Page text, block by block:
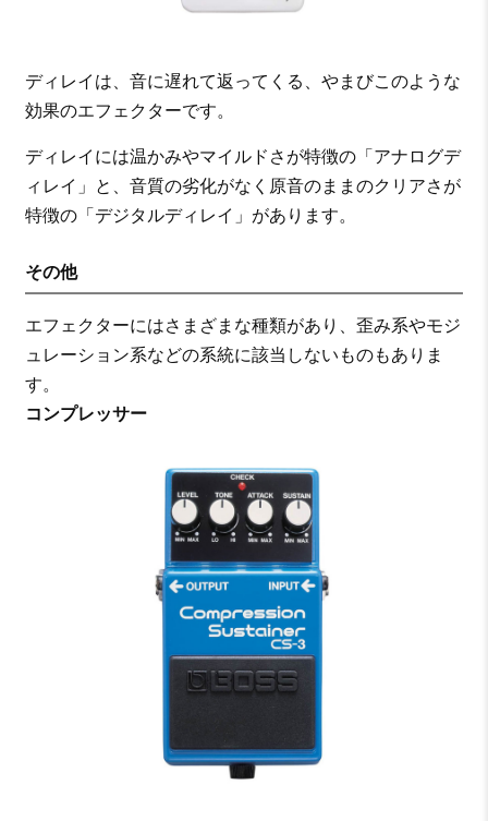
ディレイは、音に遅れて返ってくる、やまびこのような
効果のエフェクターです。
ディレイには温かみやマイルドさが特徴の「アナログデ
ィレイ」と、音質の劣化がなく原音のままのクリアさが
特徴の「デジタルディレイ」があります。
その他
エフェクターにはさまざまな種類があり、歪み系やモジ
ュレーション系などの系統に該当しないものもありま
す。
コンプレッサー